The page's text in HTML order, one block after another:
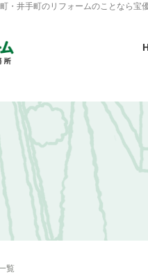
・井手町のリフォームのことなら宝
覧